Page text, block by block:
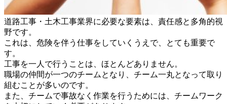
道路工事・土木工事業界に必要な要素は、責任感と多角的視
野です。
これは、危険を伴う仕事をしていくうえで、とても重要で
す。
工事を一人で行うことは、ほとんどありません。
職場の仲間が一つのチームとなり、チーム一丸となって取り
組むことが多いのです。
また、チームで事故なく作業を行うためには、チームワーク